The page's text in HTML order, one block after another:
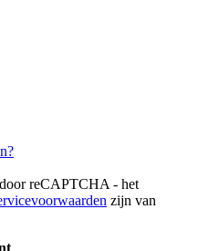
reCAPTCHA - het
zijn van